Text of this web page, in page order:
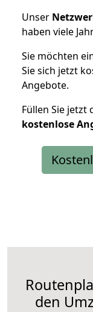
Unser
haben viele
Sie möchten
Sie sich jetzt
Angebote.
Füllen Sie jetzt
kostenlose
den